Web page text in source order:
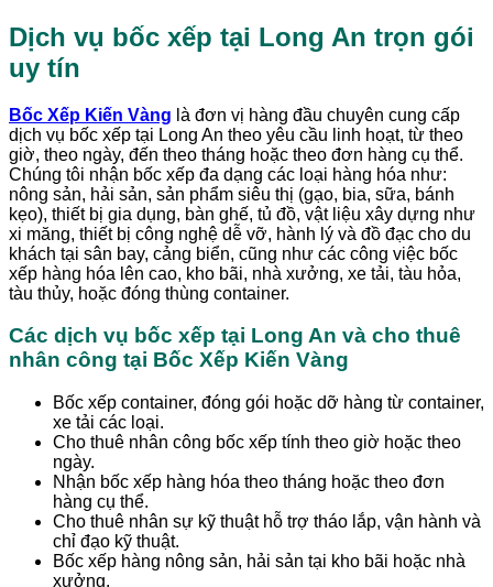
Dịch vụ bốc xếp tại Long An trọn gói
uy tín
Bốc Xếp Kiến Vàng là đơn vị hàng đầu chuyên cung cấp
dịch vụ bốc xếp tại Long An theo yêu cầu linh hoạt, từ theo
giờ, theo ngày, đến theo tháng hoặc theo đơn hàng cụ thể.
Chúng tôi nhận bốc xếp đa dạng các loại hàng hóa như:
nông sản, hải sản, sản phẩm siêu thị (gạo, bia, sữa, bánh
kẹo), thiết bị gia dụng, bàn ghế, tủ đồ, vật liệu xây dựng như
xi măng, thiết bị công nghệ dễ vỡ, hành lý và đồ đạc cho du
khách tại sân bay, cảng biển, cũng như các công việc bốc
xếp hàng hóa lên cao, kho bãi, nhà xưởng, xe tải, tàu hỏa,
tàu thủy, hoặc đóng thùng container.
Các dịch vụ bốc xếp tại Long An và cho thuê
nhân công tại Bốc Xếp Kiến Vàng
Bốc xếp container, đóng gói hoặc dỡ hàng từ container,
xe tải các loại.
Cho thuê nhân công bốc xếp tính theo giờ hoặc theo
ngày.
Nhận bốc xếp hàng hóa theo tháng hoặc theo đơn
hàng cụ thể.
Cho thuê nhân sự kỹ thuật hỗ trợ tháo lắp, vận hành và
chỉ đạo kỹ thuật.
Bốc xếp hàng nông sản, hải sản tại kho bãi hoặc nhà
xưởng.